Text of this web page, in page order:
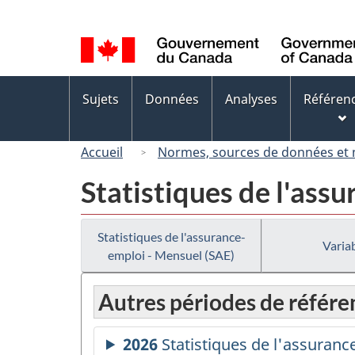
de
la
langue
des
Sujets Données Analyses
Accueil Normes, sources de données et
Statistiques de
Statistiques de l'assurance-
emploi - Mensuel (SAE)
Autres périodes de